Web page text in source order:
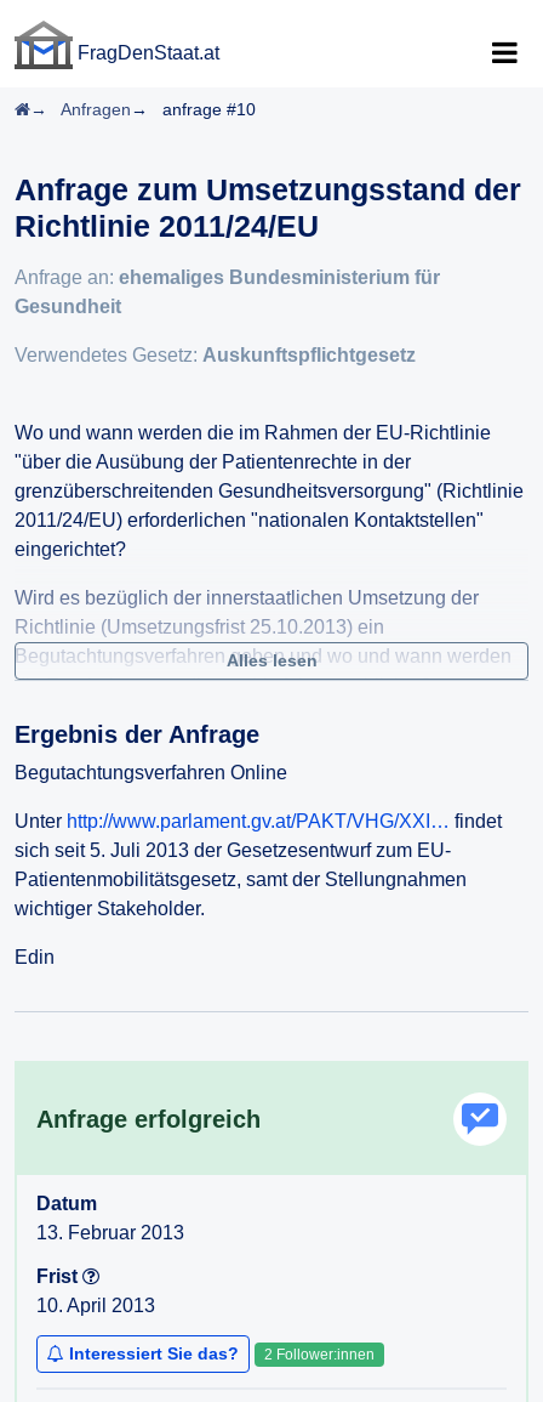
FragDenStaat.at
Startseite
Anfragen anfrage #10
Anfrage zum Umsetzungsstand der
Richtlinie 2011/24/EU
Anfrage an: ehemaliges Bundesministerium für
Gesundheit
Verwendetes Gesetz: Auskunftspflichtgesetz
Wo und wann werden die im Rahmen der EU-Richtlinie
"über die Ausübung der Patientenrechte in der
grenzüberschreitenden Gesundheitsversorgung" (Richtlinie
2011/24/EU) erforderlichen "nationalen Kontaktstellen"
eingerichtet?
Wird es bezüglich der innerstaatlichen Umsetzung der
Richtlinie (Umsetzungsfrist 25.10.2013) ein
Begutachtungsverfahren geben und wo und wann werden
die Ergebnisse aus diesem Verfahren publiziert?
Vielen Dank für die Information.
Alles lesen
Ergebnis der Anfrage
Begutachtungsverfahren Online
Unter http://www.parlament.gv.at/PAKT/VHG/XXI… findet
sich seit 5. Juli 2013 der Gesetzesentwurf zum EU-
Patientenmobilitätsgesetz, samt der Stellungnahmen
wichtiger Stakeholder.
Edin
Anfrage erfolgreich
Datum
13. Februar 2013
Frist
10. April 2013
Interessiert Sie das? 2 Follower:innen